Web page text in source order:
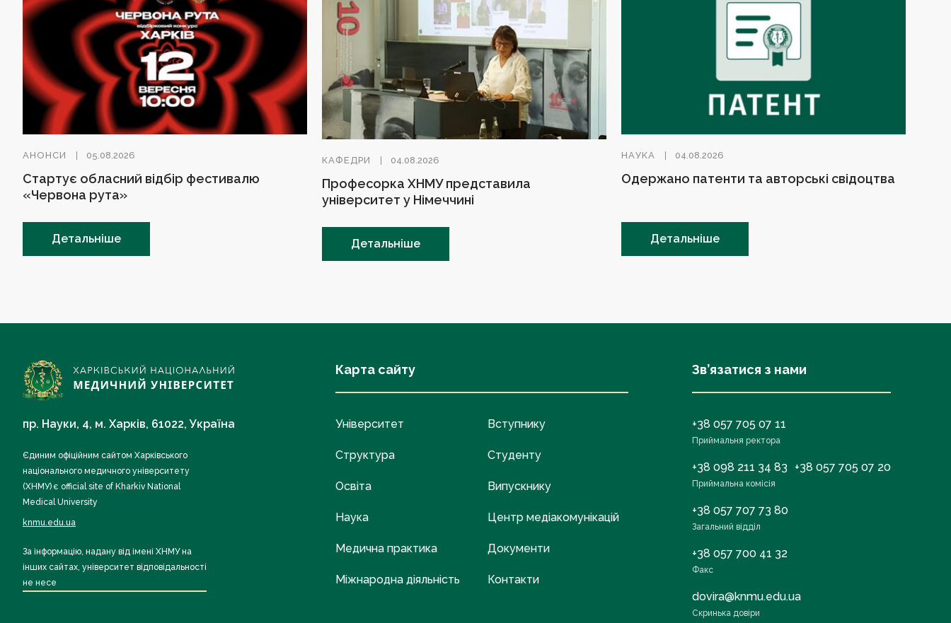
АНОНСИ 05.08.2026
Стартує обласний відбір фестивалю
«Червона рута»
Детальніше
КАФЕДРИ 04.08.2026
Професорка ХНМУ представила
університет у Німеччині
Детальніше
НАУКА 04.08.2026
Одержано патенти та авторські свідоцтва
Детальніше
пр. Науки, 4, м. Харків, 61022, Україна
Єдиним офіційним сайтом Харківського
національного медичного університету
(ХНМУ) є official site of Kharkiv National
Medical University
knmu.edu.ua
За інформацію, надану від імені ХНМУ на
інших сайтах, університет відповідальності
не несе
Карта сайту
Університет
Структура
Освіта
Наука
Медична практика
Міжнародна діяльність
Вступнику
Студенту
Випускнику
Центр медіакомунікацій
Документи
Контакти
Зв’язатися з нами
+38 057 705 07 11
Приймальня ректора
+38 098 211 34 83 +38 057 705 07 20
Приймальна комісія
+38 057 707 73 80
Загальний відділ
+38 057 700 41 32
Факс
dovira@knmu.edu.ua
Скринька довіри